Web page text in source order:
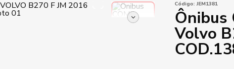
Código: JEM1381
Ônibus
Volvo